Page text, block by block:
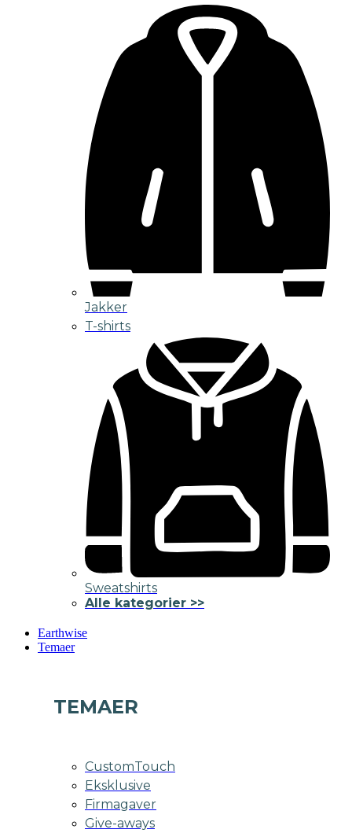
Jakker
T-shirts
Sweatshirts
Alle kategorier >>
Earthwise
Temaer
TEMAER
CustomTouch
Eksklusive
Firmagaver
Give-aways